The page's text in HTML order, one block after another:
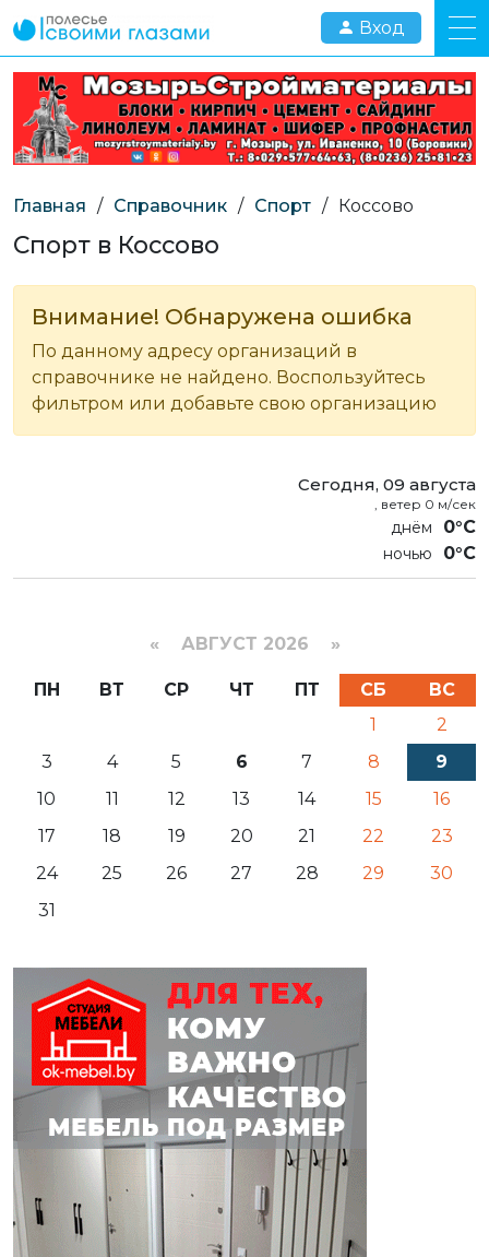
Вход
Главная / Справочник / Спорт / Коссово
Спорт в Коссово
Внимание! Обнаружена ошибка
По данному адресу организаций в
справочнике не найдено. Воспользуйтесь
фильтром или добавьте свою организацию
Сегодня, 09 августа
, ветер 0 м/сек
0°C
0°C
« АВГУСТ 2026 »
ПН ВТ СР ЧТ ПТ СБ
ВС
1
2
3
4 5 6 7 8
9
10
11 12 13 14 15
16
17
18 19 20 21 22
23
24
25 26 27 28 29
30
31